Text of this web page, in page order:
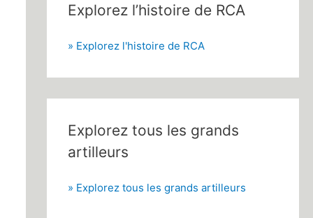
Explorez l’histoire de RCA
» Explorez l'histoire de RCA
Explorez tous les grands
artilleurs
» Explorez tous les grands artilleurs